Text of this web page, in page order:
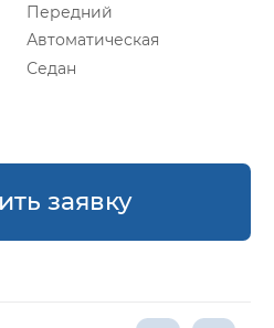
Передний
Автоматическая
Седан
заявку